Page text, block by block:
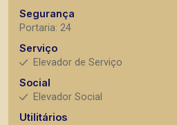
Segurança
Portaria: 24
Serviço
Elevador de Serviço
Social
Elevador Social
Utilitários